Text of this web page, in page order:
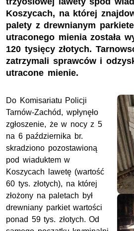
Koszycach, na której
palety z drewnianym
utraconego mienia została
120 tysięcy złotych.
zatrzymali sprawców i
utracone mienie.
Do Komisariatu Policji
Tarnów-Zachód, wpłynęło
zgłoszenie, że w nocy z 5
na 6 października br.
skradziono pozostawioną
pod wiaduktem w
Koszycach lawetę (wartość
60 tys. złotych), na której
złożony na paletach był
drewniany parkiet wartości
ponad 59 tys. złotych. Od